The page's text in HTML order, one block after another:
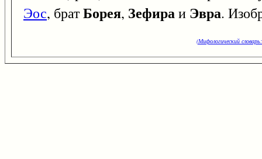
Эос, братБорея, Зефираи Эвра.
(Мифологический